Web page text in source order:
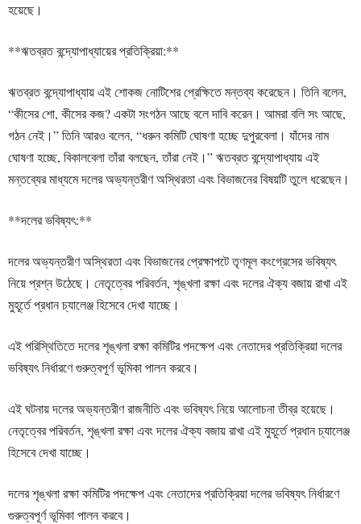
হয়েছে।
**ঋতব্রত বন্দ্যোপাধ্যায়ের প্রতিক্রিয়া:**
ঋতব্রত বন্দ্যোপাধ্যায় এই শোকজ নোটিশের প্রেক্ষিতে মন্তব্য করেছেন। তিনি বলেন,
“কীসের শো, কীসের কজ? একটা সংগঠন আছে বলে দাবি করেন। আমরা বলি সং আছে,
গঠন নেই।” তিনি আরও বলেন, “ধরুন কমিটি ঘোষণা হচ্ছে দুপুরবেলা। যাঁদের নাম
ঘোষণা হচ্ছে, বিকালবেলা তাঁরা বলছেন, তাঁরা নেই।” ঋতব্রত বন্দ্যোপাধ্যায় এই
মন্তব্যের মাধ্যমে দলের অভ্যন্তরীণ অস্থিরতা এবং বিভাজনের বিষয়টি তুলে ধরেছেন।
**দলের ভবিষ্যৎ:**
দলের অভ্যন্তরীণ অস্থিরতা এবং বিভাজনের প্রেক্ষাপটে তৃণমূল কংগ্রেসের ভবিষ্যৎ
নিয়ে প্রশ্ন উঠেছে। নেতৃত্বের পরিবর্তন, শৃঙ্খলা রক্ষা এবং দলের ঐক্য বজায় রাখা এই
মুহূর্তে প্রধান চ্যালেঞ্জ হিসেবে দেখা যাচ্ছে।
এই পরিস্থিতিতে দলের শৃঙ্খলা রক্ষা কমিটির পদক্ষেপ এবং নেতাদের প্রতিক্রিয়া দলের
ভবিষ্যৎ নির্ধারণে গুরুত্বপূর্ণ ভূমিকা পালন করবে।
এই ঘটনায় দলের অভ্যন্তরীণ রাজনীতি এবং ভবিষ্যৎ নিয়ে আলোচনা তীব্র হয়েছে।
নেতৃত্বের পরিবর্তন, শৃঙ্খলা রক্ষা এবং দলের ঐক্য বজায় রাখা এই মুহূর্তে প্রধান চ্যালেঞ্জ
হিসেবে দেখা যাচ্ছে।
দলের শৃঙ্খলা রক্ষা কমিটির পদক্ষেপ এবং নেতাদের প্রতিক্রিয়া দলের ভবিষ্যৎ নির্ধারণে
গুরুত্বপূর্ণ ভূমিকা পালন করবে।